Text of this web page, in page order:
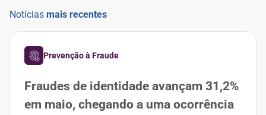
Notícias mais recentes
Prevenção à Fraude
Fraudes de identidade avançam 31,2%
em maio, chegando a uma ocorrência